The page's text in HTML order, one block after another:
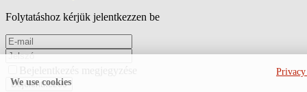
Folytatáshoz kérjük jelentkezzen be
We use cookies